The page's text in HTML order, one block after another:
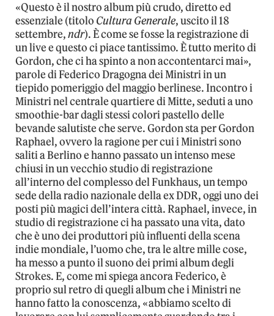
«Questo è il nostro album più crudo, diretto ed
essenziale (titolo Cultura Generale, uscito il 18
settembre,ndr). È come se fosse la registrazione di
un live e questo ci piace tantissimo. È tutto merito di
Gordon, che ci ha spinto a non accontentarci mai»,
parole di Federico Dragogna dei Ministri in un
tiepido pomeriggio del maggio berlinese. Incontro i
Ministri nel centrale quartiere di Mitte, seduti a uno
smoothie-bar dagli stessi colori pastello delle
bevande salutiste che serve. Gordon sta per Gordon
Raphael, ovvero la ragione per cui i Ministri sono
saliti a Berlino e hanno passato un intenso mese
chiusi in un vecchio studio di registrazione
all’interno del complesso del Funkhaus, un tempo
sede della radio nazionale della ex DDR, oggi uno dei
posti più magici dell’intera città. Raphael, invece, in
studio di registrazione ci ha passato una vita, dato
che è uno dei produttori più influenti della scena
indie mondiale, l’uomo che, tra le altre mille cose,
ha messo a punto il suono dei primi album degli
Strokes. E, come mi spiega ancora Federico, è
proprio sul retro di quegli album che i Ministri ne
hanno fatto la conoscenza, «abbiamo scelto di